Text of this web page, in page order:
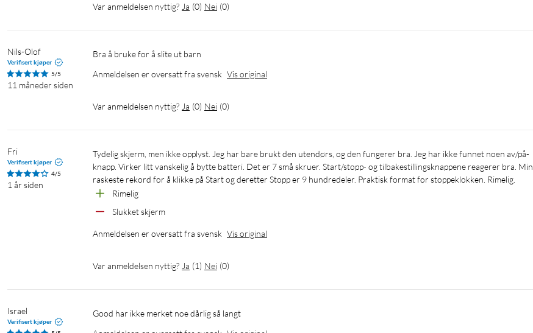
Var anmeldelsen nyttig? Ja (0) Nei (0)
Nils-Olof
Verifisert kjøper
5/5
11 måneder siden
Bra å bruke for å slite ut barn
Anmeldelsen er oversatt fra svensk Vis original
Var anmeldelsen nyttig? Ja (0) Nei (0)
Fri
Verifisert kjøper
4/5
1 år siden
Tydelig skjerm, men ikke opplyst. Jeg har bare brukt den utendørs, og den fungerer bra. Jeg har ikke funnet noen av/på-
knapp. Virker litt vanskelig å bytte batteri. Det er 7 små skruer. Start/stopp- og tilbakestillingsknappene reagerer bra. Min
raskeste rekord for å klikke på Start og deretter Stopp er 9 hundredeler. Praktisk format for stoppeklokken. Rimelig.
Rimelig
Slukket skjerm
Anmeldelsen er oversatt fra svensk Vis original
Var anmeldelsen nyttig? Ja (1) Nei (0)
Israel
Verifisert kjøper
Good har ikke merket noe dårlig så langt